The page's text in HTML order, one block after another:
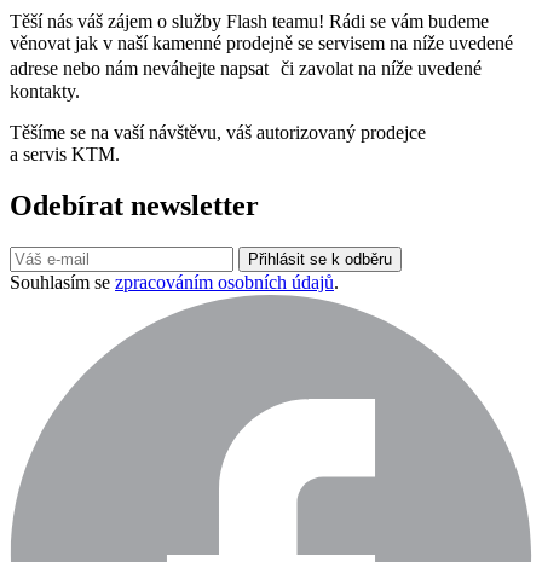
Těší nás váš zájem o služby Flash teamu! Rádi se vám budeme
věnovat jak v naší kamenné prodejně se servisem na níže uvedené
adrese nebo nám neváhejte napsat či zavolat na níže uvedené
kontakty.
Těšíme se na vaší návštěvu, váš autorizovaný prodejce
a servis KTM.
Odebírat newsletter
Přihlásit se k odběru
Souhlasím se zpracováním osobních údajů.